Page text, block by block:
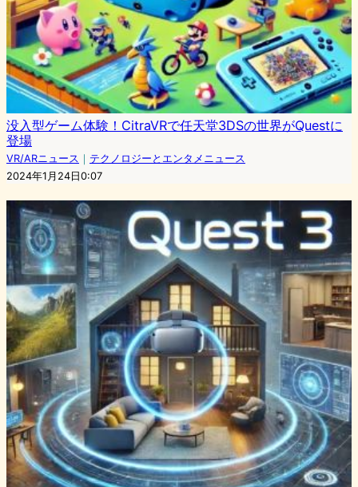
没入型ゲーム体験！CitraVRで任天堂3DSの世界がQuestに
登場
VR/ARニュース ｜ テクノロジーとエンタメニュース
2024年1月24日0:07